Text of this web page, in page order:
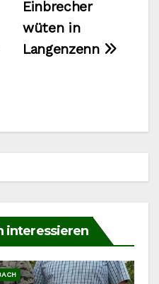
Einbrecher
wüten in
Langenzenn
interessieren